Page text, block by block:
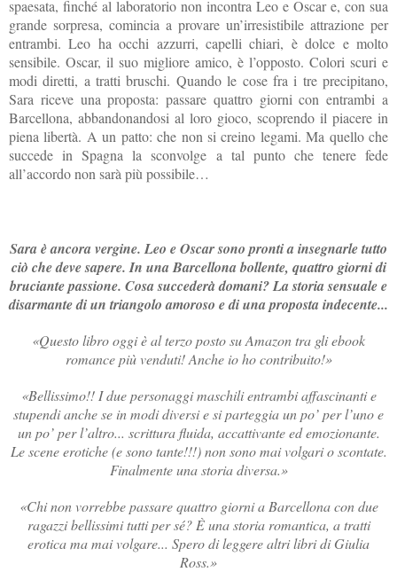
spaesata, finché al laboratorio non incontra Leo e Oscar e, con sua
grande sorpresa, comincia a provare un’irresistibile attrazione per
entrambi. Leo ha occhi azzurri, capelli chiari, è dolce e molto
sensibile. Oscar, il suo migliore amico, è l’opposto. Colori scuri e
modi diretti, a tratti bruschi. Quando le cose fra i tre precipitano,
Sara riceve una proposta: passare quattro giorni con entrambi a
Barcellona, abbandonandosi al loro gioco, scoprendo il piacere in
piena libertà. A un patto: che non si creino legami. Ma quello che
succede in Spagna la sconvolge a tal punto che tenere fede
all’accordo non sarà più possibile…
Sara è ancora vergine. Leo e Oscar sono pronti a insegnarle tutto
ciò che deve sapere. In una Barcellona bollente, quattro giorni di
bruciante passione. Cosa succederà domani? La storia sensuale e
disarmante di un triangolo amoroso e di una proposta indecente...
«Questo libro oggi è al terzo posto su Amazon tra gli ebook
romance più venduti! Anche io ho contribuito!»
«Bellissimo!! I due personaggi maschili entrambi affascinanti e
stupendi anche se in modi diversi e si parteggia un po’ per l’uno e
un po’ per l’altro... scrittura fluida, accattivante ed emozionante.
Le scene erotiche (e sono tante!!!) non sono mai volgari o scontate.
Finalmente una storia diversa.»
«Chi non vorrebbe passare quattro giorni a Barcellona con due
ragazzi bellissimi tutti per sé? È una storia romantica, a tratti
erotica ma mai volgare... Spero di leggere altri libri di Giulia
Ross.»